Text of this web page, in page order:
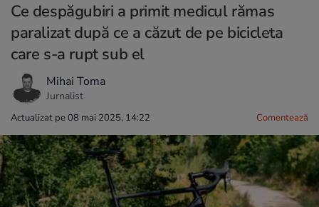
Ce despăgubiri a primit medicul rămas
paralizat după ce a căzut de pe bicicleta
care s-a rupt sub el
Mihai Toma
Jurnalist
Actualizat pe 08 mai 2025, 14:22 Comentează